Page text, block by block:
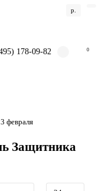
р.
178-09-82 0
февраля
Защитника